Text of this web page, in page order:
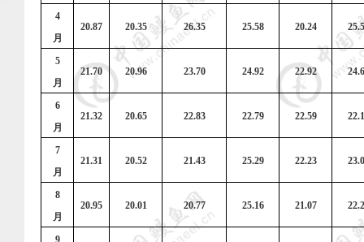
4
月
20.87 20.35 26.35 25.58 20.24
5
月
21.70 20.96 23.70 24.92 22.92
6
月
21.32 20.65 22.83 22.79 22.59
7
月
21.31 20.52 21.43 25.29 22.23
8
月
20.95 20.01 20.77 25.16 21.07
9